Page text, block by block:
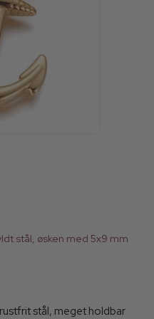
stål, øsken med 5x9 mm
stål, meget holdbar